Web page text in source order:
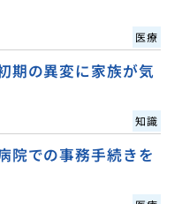
医療
期の異変に家族が気
知識
院での事務手続きを